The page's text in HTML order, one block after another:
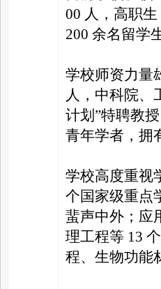
00 人，高职
200 余名留学
学校师资力量
人，中科院、
计划”特聘教
青年学者，拥
学校高度重视
个国家级重点
蜚声中外；应
理工程等 13
程、生物功能